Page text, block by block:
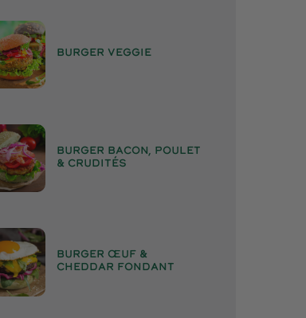
BURGER VEGGIE
BURGER BACON, POULET
& CRUDITÉS
BURGER ŒUF &
CHEDDAR FONDANT